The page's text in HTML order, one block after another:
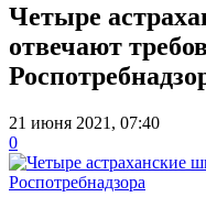
Четыре
отвечают
21 июня 2021, 07:40
0